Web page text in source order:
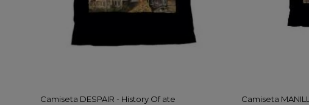
Camiseta DESPAIR - History Of ate Camiseta